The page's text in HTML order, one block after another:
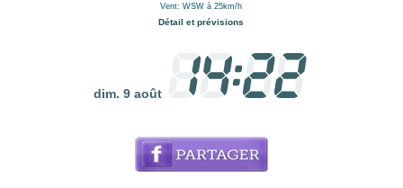
Vent: WSW à 25km/h
Détail et prévisions
dim. 9 août